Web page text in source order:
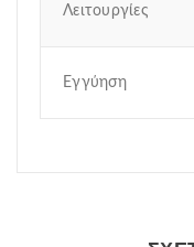
Λειτουργίες
Εγγύηση